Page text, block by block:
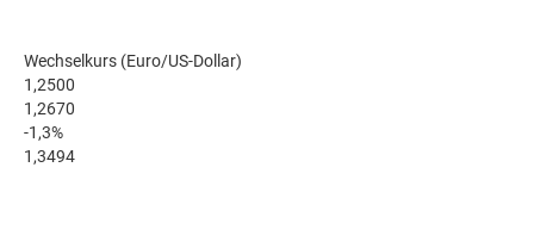
Wechselkurs (Euro/US-Dollar)
1,2500
1,2670
-1,3%
1,3494